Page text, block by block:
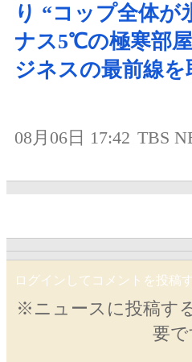
り “コップ全体が
ナス5℃の極寒部
ジネスの最前線を
08月06日 17:42 TBS
ログインしてコメントを投稿
※ニュースに投稿す
要で